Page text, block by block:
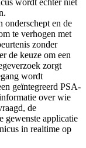
.
onderschept en de
te verhogen met
zonder
de keuze om een
zorgt
wordt
geïntegreerd PSA-
over wie
, de
gewenste applicatie
in realtime op